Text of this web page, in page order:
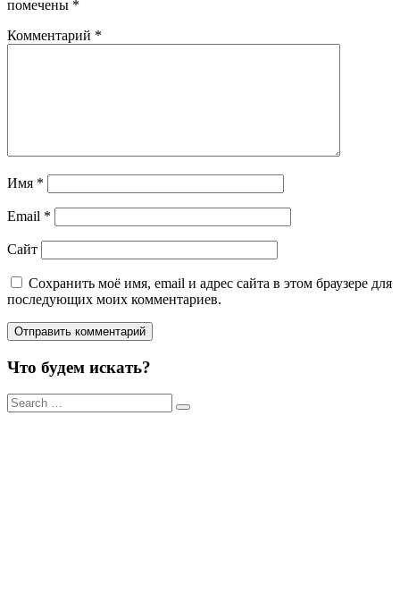
помечены *
Комментарий *
Имя *
Email *
Сайт
Сохранить моё имя, email и адрес сайта в этом браузере для
последующих моих комментариев.
Что будем искать?
Результаты
поиска